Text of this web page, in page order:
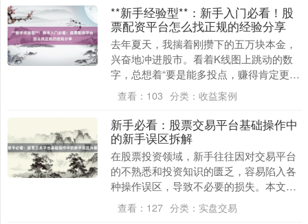
**新手经验型**：新手入门必看！股
票配资平台怎么找正规的经验分享
去年夏天，我揣着刚攒下的五万块本金，
兴奋地冲进股市。看着K线图上跳动的数
字，总想着“要是能多投点，赚得肯定更
快”。这种心态，大概每个新手都经历过
——既想抓住机会....
查看： 103 分类： 收益案例
新手必看：股票交易平台基础操作中
的新手误区拆解
在股票投资领域，新手往往因对交易平台
的不熟悉和投资知识的匮乏，容易陷入各
种操作误区，导致不必要的损失。本文将
详细拆解新手在股票交易平台基础操作中
最常见的五大误区....
查看： 127 分类： 实盘交易